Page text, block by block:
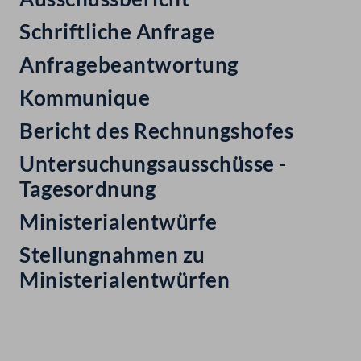
Schriftliche Anfrage
Anfragebeantwortung
Kommunique
Bericht des Rechnungshofes
Untersuchungsausschüsse -
Tagesordnung
Ministerialentwürfe
Stellungnahmen zu
Ministerialentwürfen